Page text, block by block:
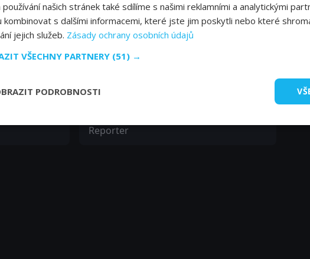
Graham Stewart
Sergeant Morris
Reporter
používání našich stránek také sdílíme s našimi reklamními a analytickými
kombinovat s dalšími informacemi, které jste jim poskytli nebo které
jejich služeb. Zásady ochrany osobních údajů
VŠECHNY PARTNERY (51) →
PODROBNOSTI